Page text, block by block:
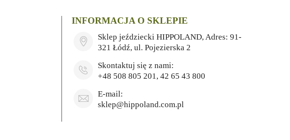
INFORMACJA O SKLEPIE
Sklep jeździecki HIPPOLAND, Adres: 91-
321 Łódź, ul. Pojezierska 2
Skontaktuj się z nami:
+48 508 805 201, 42 65 43 800
E-mail:
sklep@hippoland.com.pl